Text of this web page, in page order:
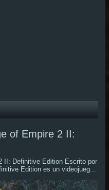
of Empire 2 II:
II: Definitive Edition Escrito por
Edition es un videojueg...